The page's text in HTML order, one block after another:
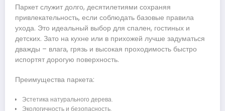
Паркет служит долго, десятилетиями сохраняя
привлекательность, если соблюдать базовые правила
ухода. Это идеальный выбор для спален, гостиных и
детских. Зато на кухне или в прихожей лучше задуматься
дважды – влага, грязь и высокая проходимость быстро
испортят дорогую поверхность.
Преимущества паркета:
Эстетика натурального дерева.
Экологичность и безопасность.